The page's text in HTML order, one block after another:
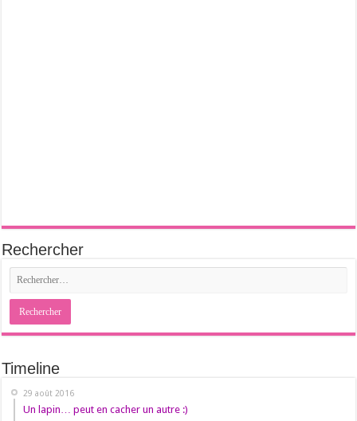
Rechercher
Timeline
29 août 2016
Un lapin… peut en cacher un autre :)